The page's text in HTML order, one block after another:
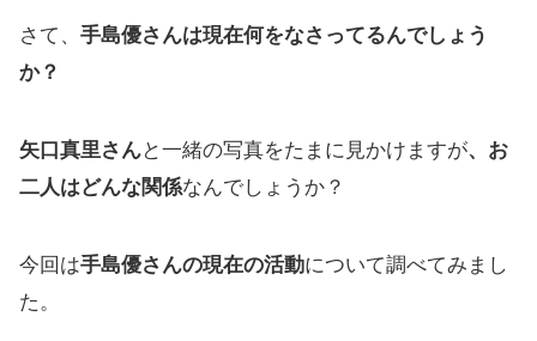
さて、 手島優さんは現在何をなさってるんでしょう
か？
矢口真里さんと一緒の写真をたまに見かけますが、お
二人はどんな関係なんでしょうか？
今回は手島優さんの現在の活動について調べてみまし
た。